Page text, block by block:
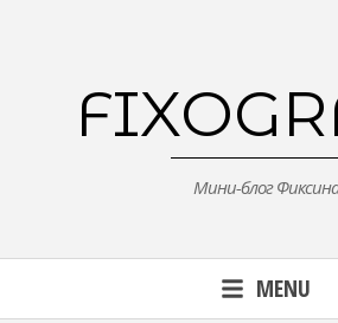
Мини-блог Фиксина
MENU